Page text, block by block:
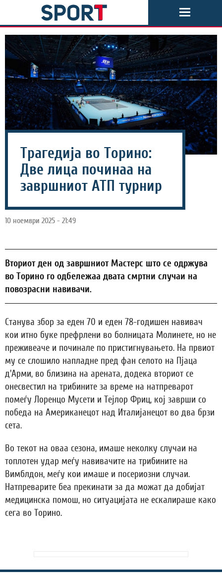
Трагедија во Торино:
Две лица починаа на
завршниот АТП турнир
10 ноември 2025 - 21:49
Вториот ден од завршниот Мастерс што се одржува
во Торино го одбележаа двата смртни случаи на
повозрасни навивачи.
Станува збор за еден 70 и еден 78-годишен навивач
кои итно буке префрлени во болницата Молинете, но не
преживеаче и починале по пристигнувањето. На првиот
му се слошило напладне пред фан селото на Пјаца
д'Арми, во близина на арената, додека вториот се
онесвестил на трибините за време на натпреварот
помеѓу Лоренцо Мусети и Тејлор Фриц, кој заврши со
победа на Американецот над Италијанецот во два брзи
сета.
Во текот на оваа сезона, имаше неколку случаи на
топлотен удар меѓу навивачите на трибините на
Вимблдон, меѓу кои имаше и посериозни случаи.
Натпреварите беа прекинати за да можат да добијат
медицинска помош, но ситуацијата не ескалираше како
сега во Торино.